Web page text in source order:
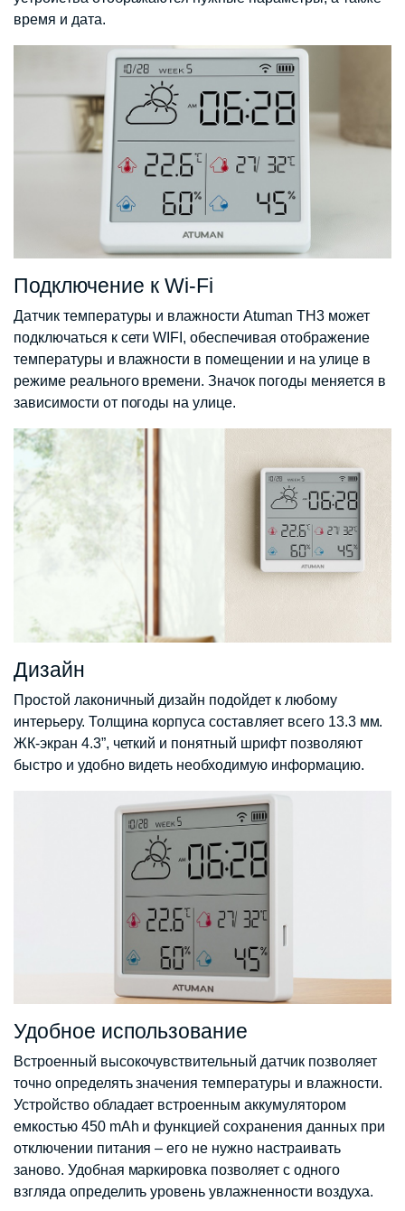
время и дата.
Подключение к Wi-Fi
Датчик температуры и влажности Atuman TH3 может
подключаться к сети WIFI, обеспечивая отображение
температуры и влажности в помещении и на улице в
режиме реального времени. Значок погоды меняется в
зависимости от погоды на улице.
Дизайн
Простой лаконичный дизайн подойдет к любому
интерьеру. Толщина корпуса составляет всего 13.3 мм.
ЖК-экран 4.3”, четкий и понятный шрифт позволяют
быстро и удобно видеть необходимую информацию.
Удобное использование
Встроенный высокочувствительный датчик позволяет
точно определять значения температуры и влажности.
Устройство обладает встроенным аккумулятором
емкостью 450 mAh и функцией сохранения данных при
отключении питания – его не нужно настраивать
заново. Удобная маркировка позволяет с одного
взгляда определить уровень увлажненности воздуха.